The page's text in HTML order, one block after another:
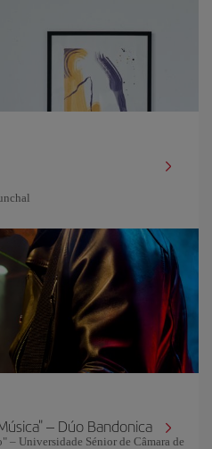
– Dúo Bandonica
Universidade Sénior de Câmara de